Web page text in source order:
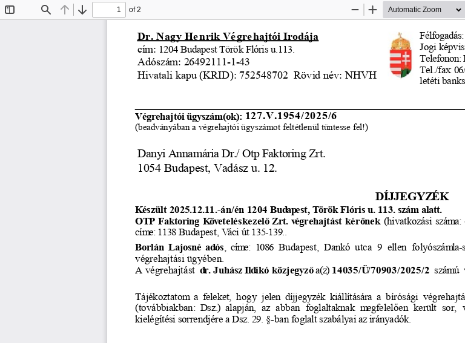
Find Previous
Next
of 2
Zoom
Zoom
Dr. Nagy Henrik Végrehajtói Irodája
cím: 1204 Budapest Török Flóris u.113.
Adószám: 26492111-1-43
Hivatali kapu (KRID): 752548702  Rövid név: NHVH
Jogi
Telefonon:
Tel./fax:
letéti
Végrehajtói ügyszám(ok): 127.V.1954/2025/6
(beadványában a végrehajtói ügyszámot feltétlenül tüntesse fel!)
Danyi Annamária Dr./ Otp Faktoring Zrt.
1054 Budapest, Vadász u. 12.
DÍJJEGYZÉK
Készült 2025.12.11.-án/én 1204 Budapest, Török Flóris u. 113. szám alatt.
OTP Faktoring Követeléskezelő Zrt. végrehajtást kérőnek (hivatkozási száma:
címe: 1138 Budapest, Váci út 135-139..
Borlán Lajosné adós ,  címe:  1086 Budapest, Dankó utca 9  ellen folyószámla-
végrehajtási ügyében.
A végrehajtást dr. Juhász Ildikó közjegyzőa(z) 14035/Ü/70903/2025/2
  szám
ú
Tájékoztatom a  feleket, hogy jelen díjjegyzék kiállítására a  bírósági
(továbbiakban: Dsz.) alapján, az abban foglaltaknak megfelelően került sor,
kielégítési sorrendjére a Dsz. 29. §-ban foglalt szabályai az irányadók.